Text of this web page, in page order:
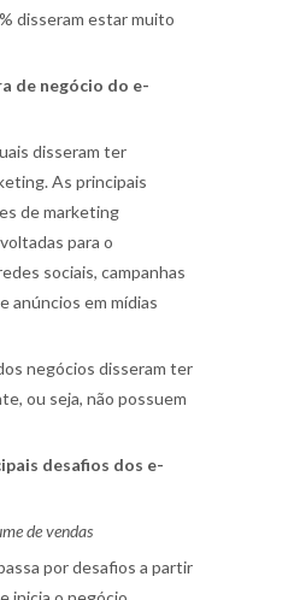
disseram estar muito
de negócio do e-
disseram ter
. As principais
de marketing
para o
sociais, campanhas
e anúncios em mídias
negócios disseram ter
, ou seja, não possuem
desafios dos e-
de vendas
por desafios a partir